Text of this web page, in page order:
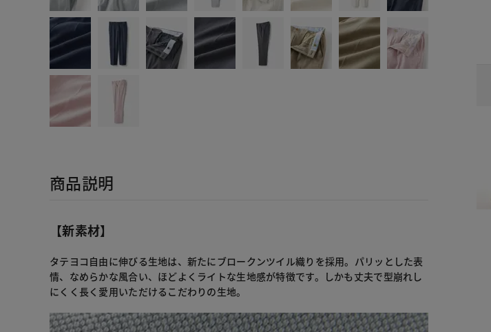
商品説明
【新素材】
タテヨコ自由に伸びる生地は、新たにブロークンツイル織りを採用。パリッとした表
情、なめらかな風合い、ほどよくライトな生地感が特徴です。しかも丈夫で型崩れし
にくく長く愛用いただけるこだわりの生地。